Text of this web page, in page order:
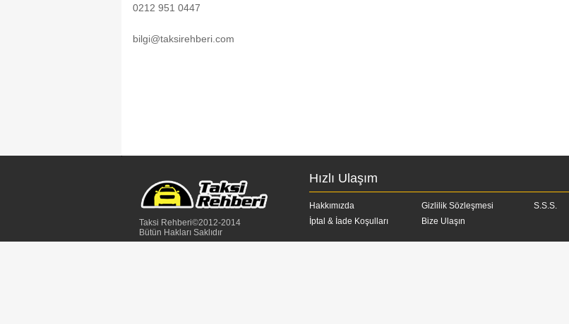
0212 951 0447
bilgi@taksirehberi.com
Taksi Rehberi©2012-2014
Bütün Hakları Saklıdır
Hızlı Ulaşım
Hakkımızda Gizlilik Sözleşmesi
S.S.S.
İptal & İade Koşulları
Bize Ulaşın